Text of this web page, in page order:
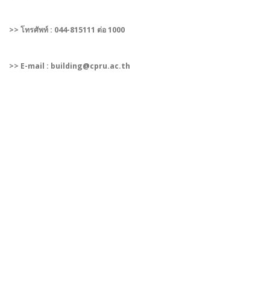
>> โทรศัพท์ : 044-815111 ต่อ 1000
>> E-mail : building@cpru.ac.th